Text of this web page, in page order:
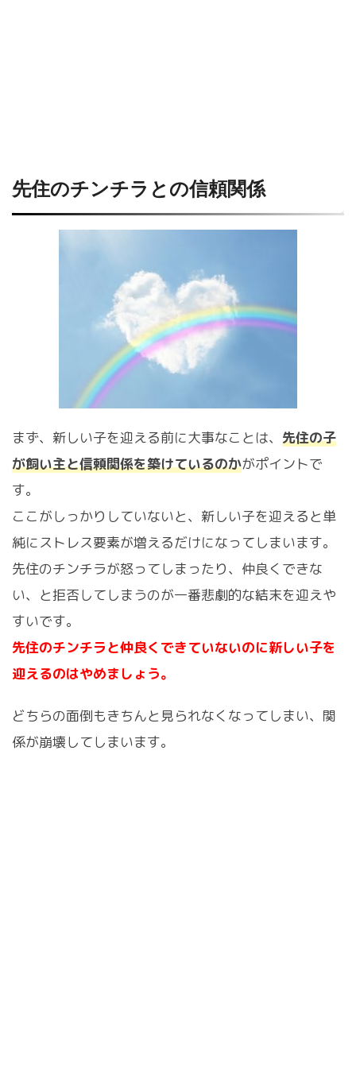
先住のチンチラとの信頼関係
まず、新しい子を迎える前に大事なことは、 先住の子
が飼い主と信頼関係を築けているのかがポイントで
す。
ここがしっかりしていないと、新しい子を迎えると単
純にストレス要素が増えるだけになってしまいます。
先住のチンチラが怒ってしまったり、仲良くできな
い、と拒否してしまうのが一番悲劇的な結末を迎えや
すいです。
先住のチンチラと仲良くできていないのに新しい子を
迎えるのはやめましょう。
どちらの面倒もきちんと見られなくなってしまい、関
係が崩壊してしまいます。